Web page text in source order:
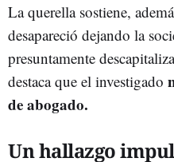
La querella sostiene,
desapareció dejando la
presuntamente
destaca que el investigado
de abogado.
Un hallazgo